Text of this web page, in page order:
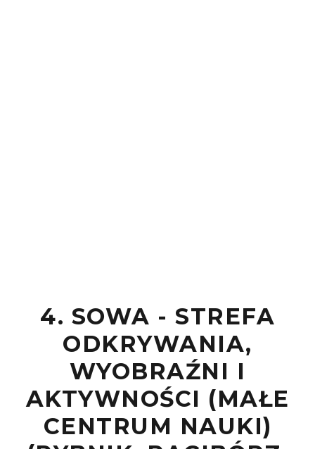
4. SOWA - STREFA
ODKRYWANIA,
WYOBRAŹNI I
AKTYWNOŚCI (MAŁE
CENTRUM NAUKI)